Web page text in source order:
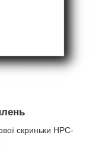
скриньки HPC-